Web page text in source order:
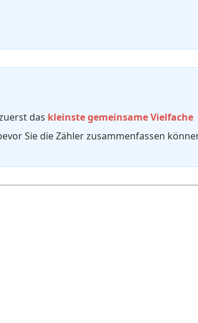
das kleinste gemeinsame Vielfache
Sie die Zähler zusammenfassen